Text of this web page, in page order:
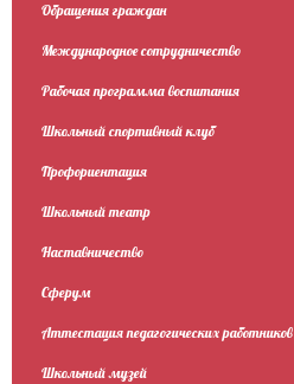
Обращения граждан
Международное сотрудничество
Рабочая программа воспитания
Школьный спортивный клуб
Профориентация
Школьный театр
Наставничество
Сферум
Аттестация педагогических работников
Школьный музей